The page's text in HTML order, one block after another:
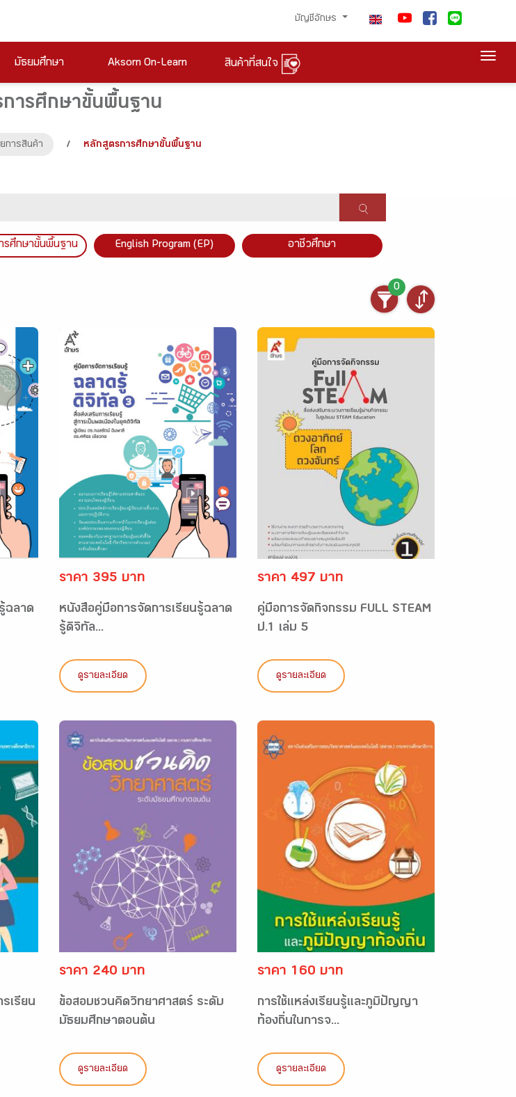
บัญชีอักษร
มัธยมศึกษา Aksorn On-Learn สินค้าที่สนใจ
ารศึกษาขั้นพื้นฐาน
การสินค้า / หลักสูตรการศึกษาขั้นพื้นฐาน
รศึกษาขั้นพื้นฐาน English Program (EP) อาชีวศึกษา
0
ฉลาด
ราคา 395 บาท
หนังสือคู่มือการจัดการเรียนรู้ฉลาด
รู้ดิจิทัล...
ดูรายละเอียด
ราคา 497 บาท
คู่มือการจัดกิจกรรม FULL STEAM
ป.1 เล่ม 5
ดูรายละเอียด
รเรียน
ราคา 240 บาท
ข้อสอบชวนคิดวิทยาศาสตร์ ระดับ
มัธยมศึกษาตอนต้น
ดูรายละเอียด
ราคา 160 บาท
การใช้แหล่งเรียนรู้และภูมิปัญญา
ท้องถิ่นในการจ...
ดูรายละเอียด